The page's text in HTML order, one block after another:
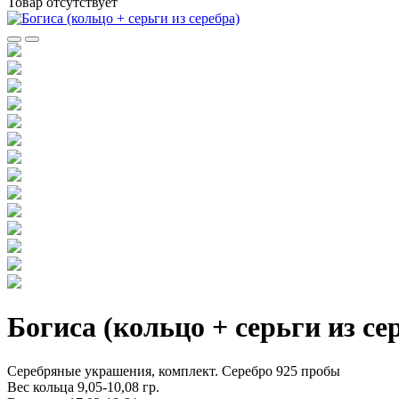
Богиса (кольцо + серьги из
Серебряные украшения, комплект. Серебро 925 пробы
Вес кольца 9,05-10,08 гр.